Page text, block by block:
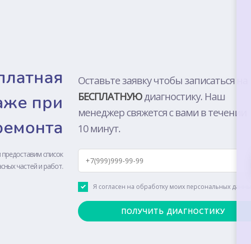
NOKIA
MICROSOFT
ONEPLUS
при
список
частей и работ.
Оставьте заявку чтобы записаться на
БЕСПЛАТНУЮдиагностику. Наш
менеджер свяжется с вами в течении
10 минут.
Я согласен на обработку моих персональных данных